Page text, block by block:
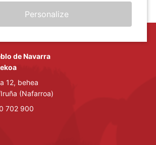
de Navarra
12, behea
(Nafarroa)
702 900
Personalize